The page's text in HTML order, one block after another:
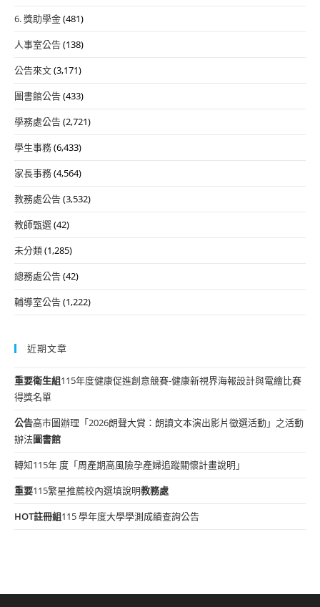
6. 獎助學金(481)
人事室公告(138)
公告來文(3,171)
圖書館公告(433)
學務處公告(2,721)
學生事務(6,433)
家長事務(4,564)
教務處公告(3,532)
教師甄選(42)
未分類(1,285)
總務處公告(42)
輔導室公告(1,222)
近期文章
重要衛生組115年度健康促進創意競賽-健康新視界海報設計與電繪比賽
得獎名單
公告高市圖辦理「2026朗聲大賞：朗讀文本演出影片徵選活動」之活動
辦法圖書館
轉知115年 度「周產期高風險孕產婦追蹤關懷計畫說明」
重要115繁星推薦校內選填說明教務處
HOT註冊組115 學年度大學學測成績查詢公告